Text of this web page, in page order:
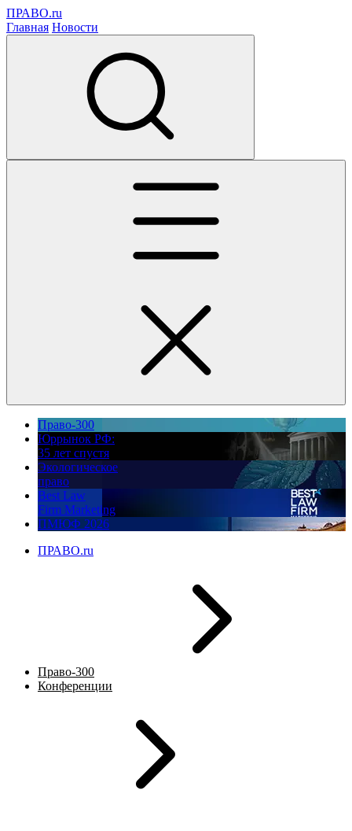
ПРАВО.ru
Главная Новости
Право-300
Юррынок РФ:
35 лет спустя
Экологическое
право
Best Law
Firm Marketing
ПМЮФ 2026
ПРАВО.ru
Право-300
Конференции